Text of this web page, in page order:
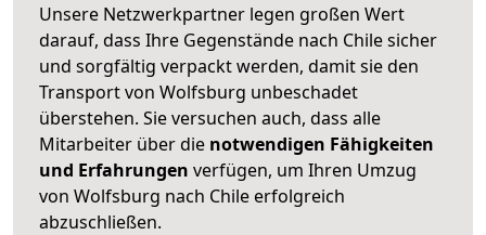
Unsere Netzwerkpartner legen großen Wert
darauf, dass Ihre Gegenstände nach Chile sicher
und sorgfältig verpackt werden, damit sie den
Transport von Wolfsburg unbeschadet
überstehen. Sie versuchen auch, dass alle
Mitarbeiter über die notwendigen Fähigkeiten
und Erfahrungen verfügen, um Ihren Umzug
von Wolfsburg nach Chile erfolgreich
abzuschließen.